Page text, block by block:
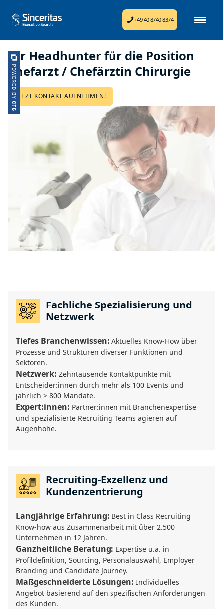
+49 40 8740 8374
Ihr Headhunter für die Position
Chefarzt / Chefärztin Chirurgie
JETZT KONTAKT AUFNEHMEN!
Fachliche Spezialisierung und
Netzwerk
Tiefes Branchenwissen: Aktuelles Know-How über
Prozesse und Strukturen diverser Funktionen und
Sektoren.
Netzwerk: Zehntausende Kontaktpunkte mit
Entscheider:innen durch mehr als 100 Events und
jährlich > 800 Mandate.
Expert:innen: Partner:innen mit Branchenexpertise
und spezialisierte Recruiting Teams agieren auf
Augenhöhe.
Recruiting-Exzellenz und
Kundenzentrierung
Langjährige Erfahrung: Best in Class Recruiting
Know-how aus Zusammenarbeit mit über 2.500
Unternehmen in 12 Jahren.
Ganzheitliche Beratung: Expertise u.a. in
Profildefinition, Sourcing, Personalauswahl, Employer
Branding und Candidate Journey.
Maßgeschneiderte Lösungen: Individuelles
Angebot basierend auf den spezifischen Anforderungen
des Kunden.